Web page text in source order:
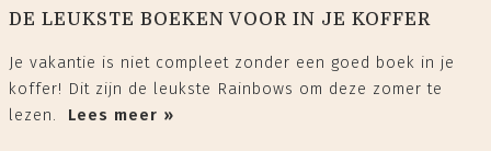
DE LEUKSTE BOEKEN VOOR IN JE KOFFER
Je vakantie is niet compleet zonder een goed boek in je
koffer! Dit zijn de leukste Rainbows om deze zomer te
lezen. Lees meer »